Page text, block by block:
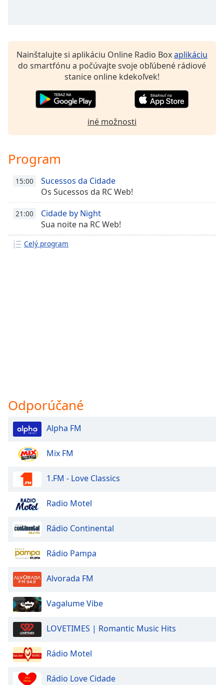
Reset
window.
Nainštalujte si aplikáciu Online Radio Boxaplikáciu
do smartfónu a počúvajte svoje obľúbené rádiové
stanice online kdekoľvek!
iné možnosti
Program
15:00
Sucessos da Cidade
Os Sucessos da RC Web!
21:00
Cidade by Night
Sua noite na RC Web!
Celý program
Odporúčané
Alpha FM
Mix FM
1.FM - Love Classics
Radio Motel
Rádio Continental
Rádio Pampa
Alvorada FM
Vagalume Vibe
LOVETIMES | Romantic Music Hits
Rádio Motel
Rádio Love Cidade